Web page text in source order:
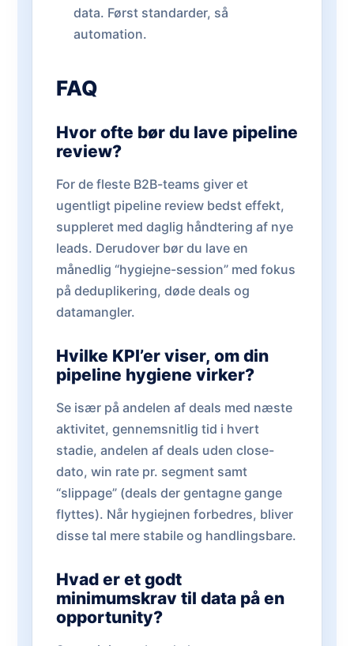
data. Først standarder, så
automation.
FAQ
Hvor ofte bør du lave pipeline
review?
For de fleste B2B-teams giver et
ugentligt pipeline review bedst effekt,
suppleret med daglig håndtering af nye
leads. Derudover bør du lave en
månedlig “hygiejne-session” med fokus
på deduplikering, døde deals og
datamangler.
Hvilke KPI’er viser, om din
pipeline hygiene virker?
Se især på andelen af deals med næste
aktivitet, gennemsnitlig tid i hvert
stadie, andelen af deals uden close-
dato, win rate pr. segment samt
“slippage” (deals der gentagne gange
flyttes). Når hygiejnen forbedres, bliver
disse tal mere stabile og handlingsbare.
Hvad er et godt
minimumskrav til data på en
opportunity?